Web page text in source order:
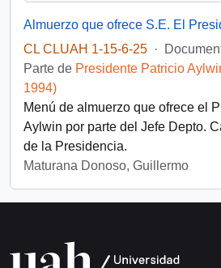
CL CLUAH 1-15-6-25 ·
Parte de Presidente Patricio
1994)
Menú de almuerzo que ofrece el
Aylwin por parte del Jefe Depto.
de la Presidencia.
Maturana Donoso, Guillermo